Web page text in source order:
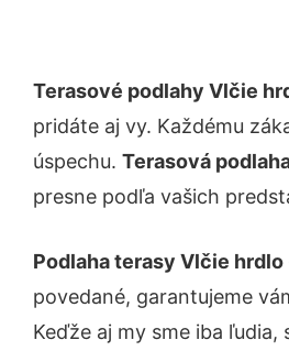
Terasové podlahy Vlčie
pridáte aj vy. Každému
úspechu. Terasová
presne podľa vašich
Podlaha terasy Vlčie hrdlo
povedané, garantujeme
Keďže aj my sme iba